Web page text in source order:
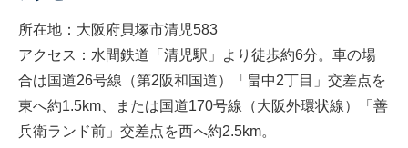
所在地：大阪府貝塚市清児583
アクセス：水間鉄道「清児駅」より徒歩約6分。車の場
合は国道26号線（第2阪和国道）「畠中2丁目」交差点を
東へ約1.5km、または国道170号線（大阪外環状線）「善
兵衛ランド前」交差点を西へ約2.5km。